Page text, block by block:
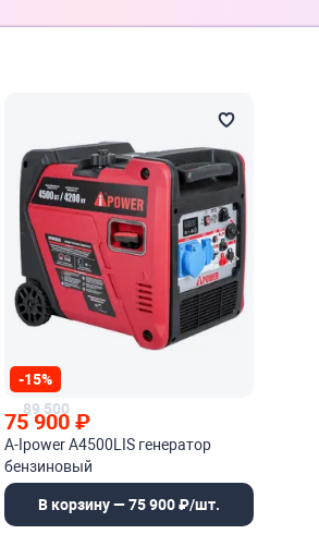
-15%
89 500
75 900₽
A-Ipower A4500LIS генератор
бензиновый
В корзину — 75 900 ₽/шт.